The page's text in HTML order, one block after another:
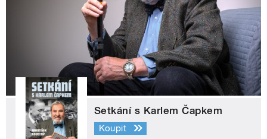
Setkání s Karlem Čapkem
Koupit